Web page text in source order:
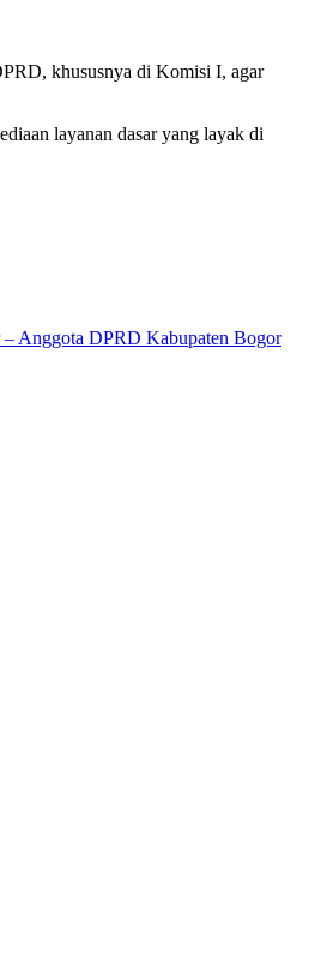
khususnya di Komisi I, agar
layanan dasar yang layak di
Anggota DPRD Kabupaten Bogor